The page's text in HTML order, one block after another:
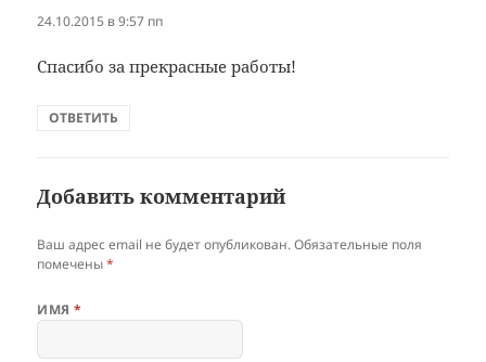
24.10.2015 в 9:57 пп
Спасибо за прекрасные работы!
ОТВЕТИТЬ
Добавить комментарий
Ваш адрес email не будет опубликован. Обязательные поля
помечены*
ИМЯ*